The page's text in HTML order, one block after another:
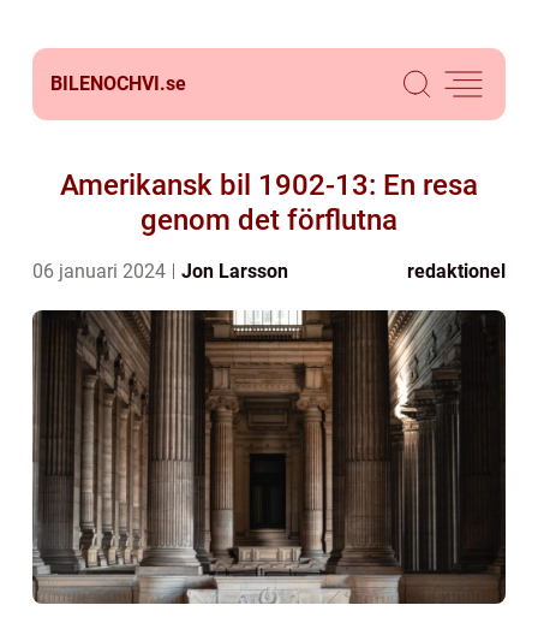
BILENOCHVI.se
Amerikansk bil 1902-13: En resa
genom det förflutna
06 januari 2024 Jon Larsson redaktionel